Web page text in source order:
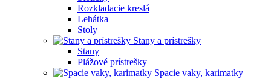
Rozkladacie kreslá
Lehátka
Stoly
Stany a prístrešky
Stany
Plážové prístrešky
Spacie vaky, karimatky